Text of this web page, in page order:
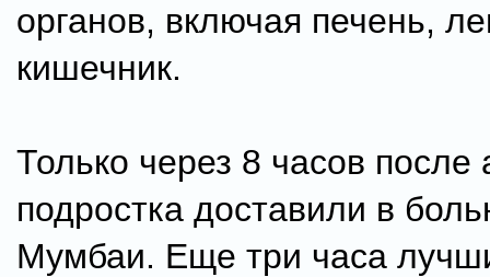
органов, включая печень,
кишечник.
Только через 8 часов после
подростка доставили в
Мумбаи. Еще три часа